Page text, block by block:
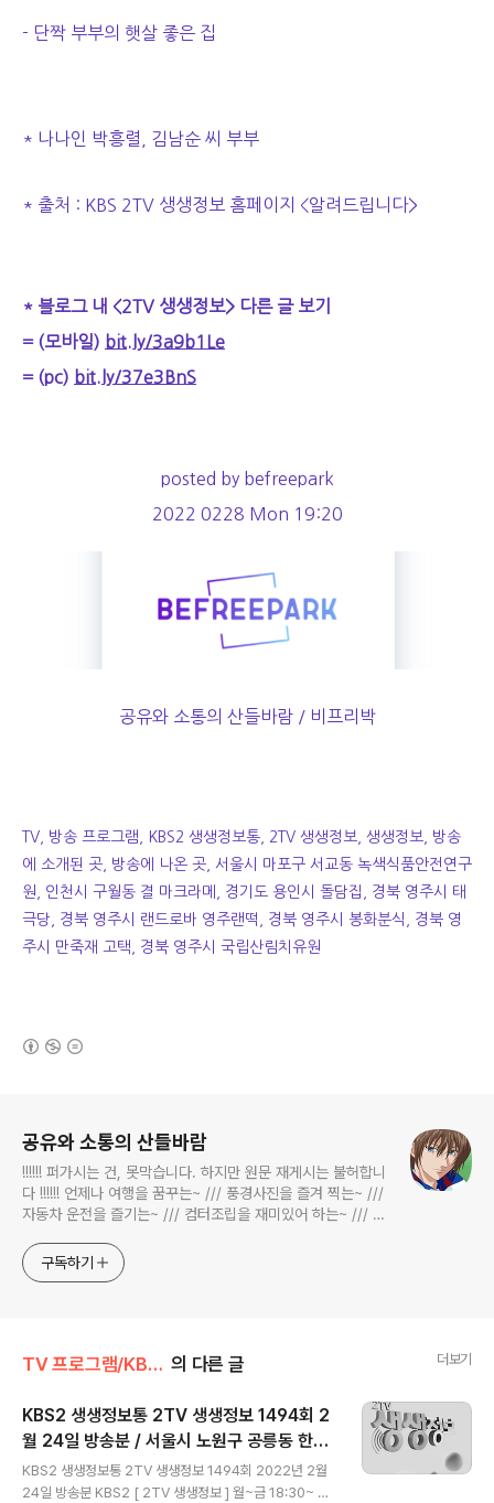
- 단짝 부부의 햇살 좋은 집
* 나나인 박흥렬, 김남순 씨 부부
* 출처 : KBS 2TV 생생정보 홈페이지 <알려드립니다>
* 블로그 내 <2TV 생생정보> 다른 글 보기
= (모바일) bit.ly/3a9b1Le
= (pc) bit.ly/37e3BnS
posted by befreepark
2022 0228 Mon 19:20
공유와 소통의 산들바람 / 비프리박
TV, 방송 프로그램, KBS2 생생정보통, 2TV 생생정보, 생생정보, 방송
에 소개된 곳, 방송에 나온 곳, 서울시 마포구 서교동 녹색식품안전연구
원, 인천시 구월동 결 마크라메, 경기도 용인시 돌담집, 경북 영주시 태
극당, 경북 영주시 랜드로바 영주랜떡, 경북 영주시 봉화분식, 경북 영
주시 만죽재 고택, 경북 영주시 국립산림치유원
공유와 소통의 산들바람
!!!!!! 퍼가시는 건, 못막습니다. 하지만 원문 재게시는 불허합니
다 !!!!!! 언제나 여행을 꿈꾸는~ /// 풍경사진을 즐겨 찍는~ ///
자동차 운전을 즐기는~ /// 컴터조립을 재미있어 하는~ /// 고
식하는 미드가 있는~ /// 사회적 이슈에 발언하는~ 不老巨
구독하기
TV 프로그램/KBS 2TV 생생정보통 의 다른 글 더보기
KBS2 생생정보통 2TV 생생정보 1494회 2
월 24일 방송분 / 서울시 노원구 공릉동 한국
스포츠정책과학원, 경북 경주시 운수대통닭갈
비, 경기도 가평군 이탈리아마을 피노키오와
KBS2 생생정보통 2TV 생생정보 1494회 2022년 2월
24일 방송분 KBS2 [ 2TV 생생정보 ] 월~금 18:30~ 방